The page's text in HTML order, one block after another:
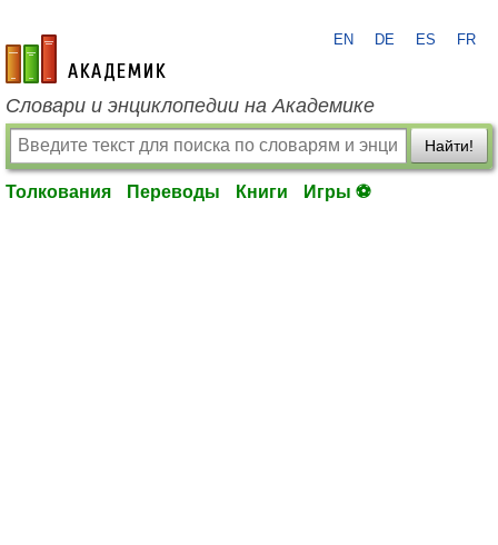
academic.ru
EN DE ES FR
Словари и энциклопедии на Академике
Найти!
Толкования Переводы Книги Игры ⚽